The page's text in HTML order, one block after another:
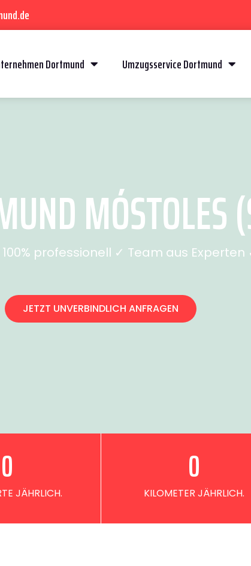
Dortmund Umzugsservice Dortmund
professionell ✓ Team aus
JETZT UNVERBINDLICH ANFRAGEN
JÄHRLICH.
0
KILOMETER JÄHRLICH.
0